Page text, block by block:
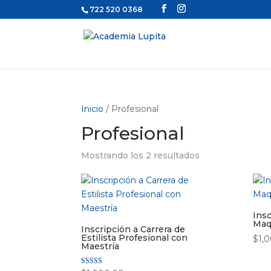
722 520 0368
Inicio / Profesional
Profesional
Mostrando los 2 resultados
Inscripción a Carrera de
Estilista Profesional con
Maestría
$